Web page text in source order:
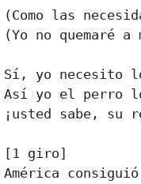
(Como las
(Yo no quemaré
Sí, yo necesito
Así yo el perro
¡usted sabe, su
[1 giro]
América